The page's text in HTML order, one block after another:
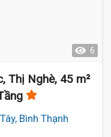
6
Thị Nghè, 45 m²
Bình Thạnh